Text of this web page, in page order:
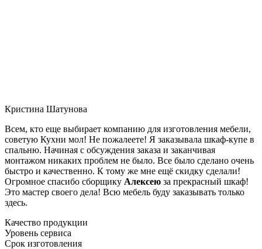
Кристина Шатунова
Всем, кто еще выбирает компанию для изготовления мебели,
советую Кухни мол! Не пожалеете! Я заказывала шкаф-купе в
спальню. Начиная с обсуждения заказа и заканчивая
монтажом никаких проблем не было. Все было сделано очень
быстро и качественно. К тому же мне ещё скидку сделали!
Огромное спасибо сборщику Алексею за прекрасный шкаф!
Это мастер своего дела! Всю мебель буду заказывать только
здесь.
Качество продукции
Уровень сервиса
Срок изготовления